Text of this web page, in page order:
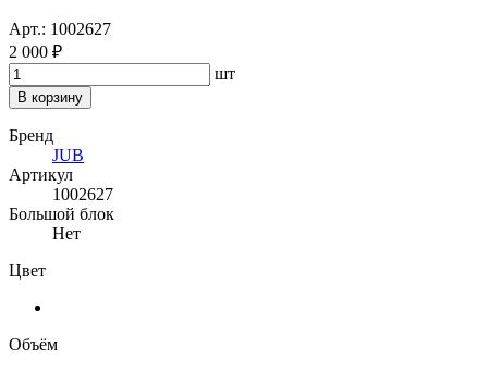
Арт.: 1002627
2 000 ₽
шт
В корзину
Бренд
JUB
Артикул
1002627
Большой блок
Нет
Цвет
Объём